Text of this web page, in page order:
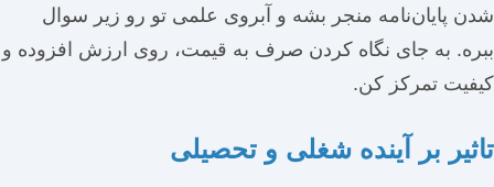
شدن پایان‌نامه منجر بشه و آبروی علمی تو رو زیر سوال
ببره. به جای نگاه کردن صرف به قیمت، روی ارزش افزوده و
کیفیت تمرکز کن.
تاثیر بر آینده شغلی و تحصیلی